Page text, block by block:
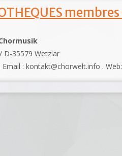
membres
D-35579 Wetzlar
Email : kontakt@chorwelt.info .